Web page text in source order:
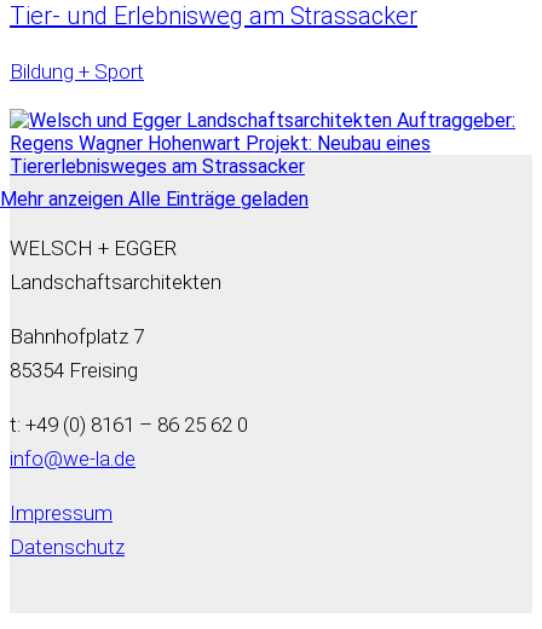
Tier- und Erlebnisweg am Strassacker
Bildung + Sport
Mehr anzeigen Alle Einträge geladen
WELSCH + EGGER
Landschaftsarchitekten
Bahnhofplatz 7
85354 Freising
t: +49 (0) 8161 – 86 25 62 0
info@we-la.de
Impressum
Datenschutz